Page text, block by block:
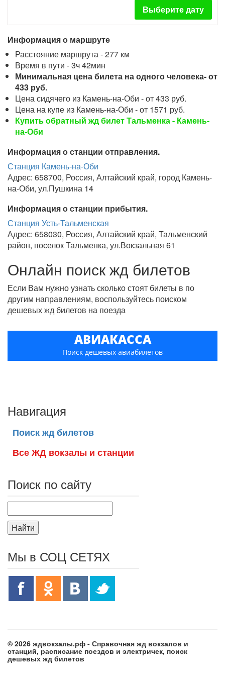
Выберите дату
Информация о маршруте
Расстояние маршрута - 277 км
Время в пути - 3ч 42мин
Минимальная цена билета на одного человека- от
433 руб.
Цена сидячего из Камень-на-Оби - от 433 руб.
Цена на купе из Камень-на-Оби - от 1571 руб.
Купить обратный жд билет Тальменка - Камень-
на-Оби
Информация о станции отправления.
Станция Камень-на-Оби
Адрес: 658700, Россия, Алтайский край, город Камень-
на-Оби, ул.Пушкина 14
Информация о станции прибытия.
Станция Усть-Тальменская
Адрес: 658030, Россия, Алтайский край, Тальменский
район, поселок Тальменка, ул.Вокзальная 61
Онлайн поиск жд билетов
Если Вам нужно узнать сколько стоят билеты в по
другим направлениям, воспользуйтесь поиском
дешевых жд билетов на поезда
АВИАКАССА
Поиск дешёвых авиабилетов
Навигация
Поиск жд билетов
Все ЖД вокзалы и станции
Поиск по сайту
Найти
Мы в СОЦ СЕТЯХ
© 2026 ждвокзалы.рф - Справочная жд вокзалов и
станций, расписание поездов и электричек, поиск
дешевых жд билетов